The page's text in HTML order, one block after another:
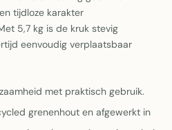
tijdloze karakter
5,7 kg is de kruk stevig
eenvoudig verplaatsbaar
met praktisch gebruik.
grenenhout en afgewerkt in